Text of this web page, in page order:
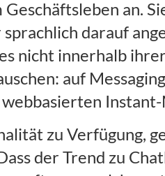
an.
darauf
nicht innerhalb
auf
webbasierten
zu Verfügung,
der Trend zu